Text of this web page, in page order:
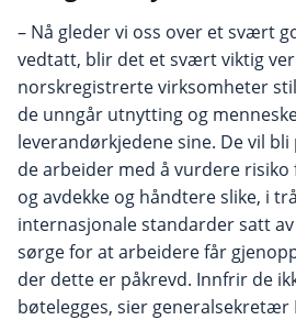
– Nå gleder vi oss over et svært
vedtatt, blir det et svært viktig
norskregistrerte virksomheter
de unngår utnytting og
leverandørkjedene sine. De vil
de arbeider med å vurdere
og avdekke og håndtere slike, i
internasjonale standarder satt av
sørge for at arbeidere får
der dette er påkrevd. Innfrir de
bøtelegges, sier generalsekretær